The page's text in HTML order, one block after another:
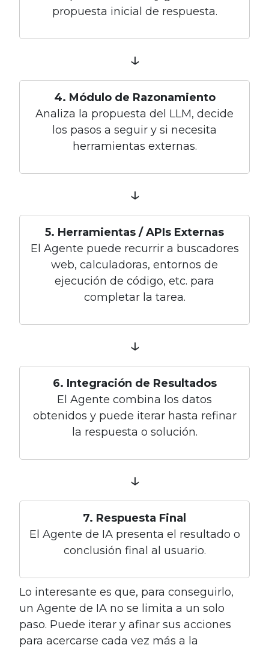
propuesta inicial de respuesta.
↓
4. Módulo de Razonamiento
Analiza la propuesta del LLM, decide
los pasos a seguir y si necesita
herramientas externas.
↓
5. Herramientas / APIs Externas
El Agente puede recurrir a buscadores
web, calculadoras, entornos de
ejecución de código, etc. para
completar la tarea.
↓
6. Integración de Resultados
El Agente combina los datos
obtenidos y puede iterar hasta refinar
la respuesta o solución.
↓
7. Respuesta Final
El Agente de IA presenta el resultado o
conclusión final al usuario.
Lo interesante es que, para conseguirlo,
un Agente de IA no se limita a un solo
paso. Puede iterar y afinar sus acciones
para acercarse cada vez más a la